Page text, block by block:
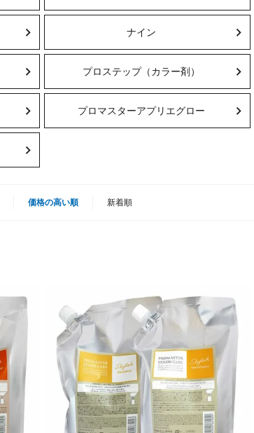
ナイン
プロステップ（カラー剤）
プロマスターアプリエグロー
価格の高い順 新着順